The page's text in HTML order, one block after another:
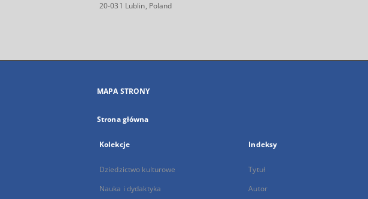
20-031 Lublin, Poland
MAPA STRONY
Strona główna
Kolekcje
Dziedzictwo kulturowe
Nauka i dydaktyka
Indeksy
Tytuł
Autor